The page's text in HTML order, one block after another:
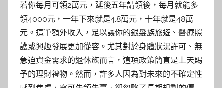
若你每月可領2萬元，延後五年請領後，每月就能多
領4000元，一年下來就是4.8萬元，十年就是48萬
元。這筆額外收入，足以讓你的銀髮族旅遊、醫療照
護或興趣發展更加從容。尤其對於身體狀況許可、無
急迫資金需求的退休族而言，這項政策簡直是上天賜
予的理財禮物。然而，許多人因為對未來的不確定性